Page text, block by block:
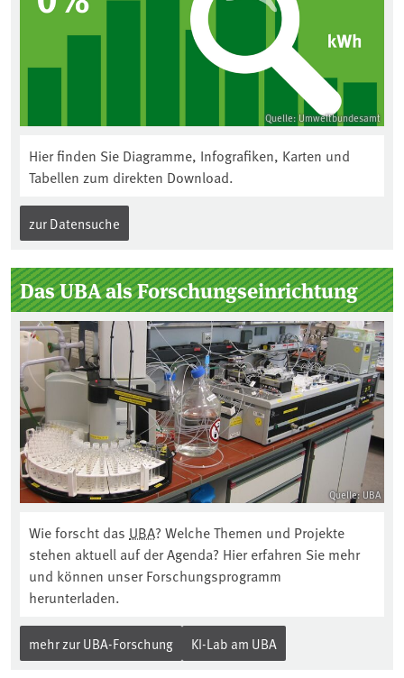
Quelle: Umweltbundesamt
Hier finden Sie Diagramme, Infografiken, Karten und
Tabellen zum direkten Download.
zur Datensuche
Das UBA als Forschungseinrichtung
Quelle: UBA
Wie forscht das UBA? Welche Themen und Projekte
stehen aktuell auf der Agenda? Hier erfahren Sie mehr
und können unser Forschungsprogramm
herunterladen.
mehr zur UBA-Forschung KI-Lab am UBA